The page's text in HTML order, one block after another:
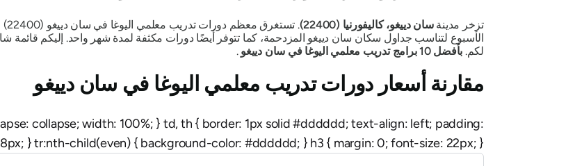
تزخر مدينةسان دييغو، كاليفورنيا (22400)
.
الأسبوع لتناسب جداول سكان سان دييغو المزدحمة، كما تتوفر أيضًا دورات مكثفة لمدة شهر واحد. إليكم قائمة
لكم. بأفضل 10 برامج تدريب معلمي اليوغا في سان دييغو .
مقارنة أسعار دورات تدريب معلمي اليوغا في سان دييغو
collapse; width: 100%; } td, th { border: 1px solid #dddddd; text-align: left; padding:
8px; } tr:nth-child(even) { background-color: #dddddd; } h3 { margin: 0; font-size: 22px; }